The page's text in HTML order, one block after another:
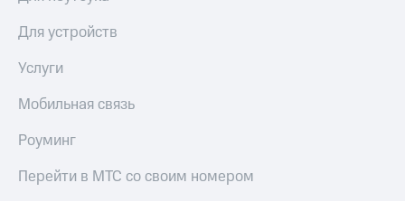
Для устройств
Услуги
Мобильная связь
Роуминг
Перейти в МТС со своим номером